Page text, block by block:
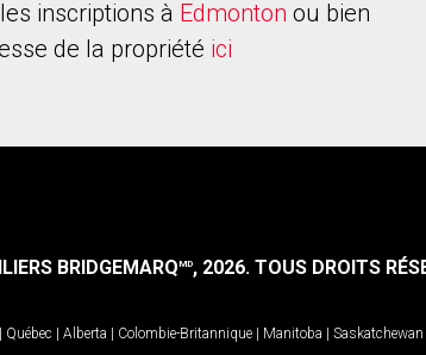
inscriptions à Edmonton ou bien
de la propriété ici
BRIDGEMARQMD, 2026. TOUS DROITS
| Québec | Alberta | Colombie-Britannique | Manitoba | Saskatchewan